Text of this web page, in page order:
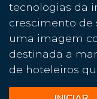
tecnologias da
crescimento de
uma imagem
destinada a
de hoteleiros